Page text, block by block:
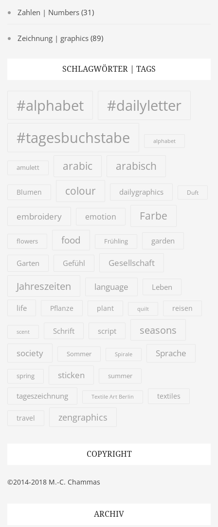
Zahlen | Numbers (31)
Zeichnung | graphics (89)
SCHLAGWÖRTER | TAGS
#alphabet
#dailyletter
#tagesbuchstabe
alphabet
amulett arabic arabisch
Blumen colour dailygraphics Duft
embroidery emotion Farbe
flowers food Frühling garden
Garten Gefühl Gesellschaft
Jahreszeiten language Leben
life Pflanze plant quilt reisen
scent Schrift script seasons
society Sommer Spirale Sprache
spring sticken summer
tageszeichnung Textile Art Berlin textiles
travel zengraphics
COPYRIGHT
©2014-2018 M.-C. Chammas
ARCHIV